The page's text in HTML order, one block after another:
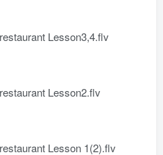
Lesson3,4.flv
Lesson2.flv
Lesson 1(2).flv